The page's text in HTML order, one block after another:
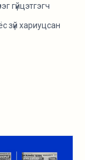
гүйцэтгэгч
зүй хариуцсан